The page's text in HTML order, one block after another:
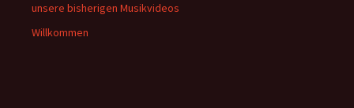
unsere bisherigen Musikvideos
Willkommen